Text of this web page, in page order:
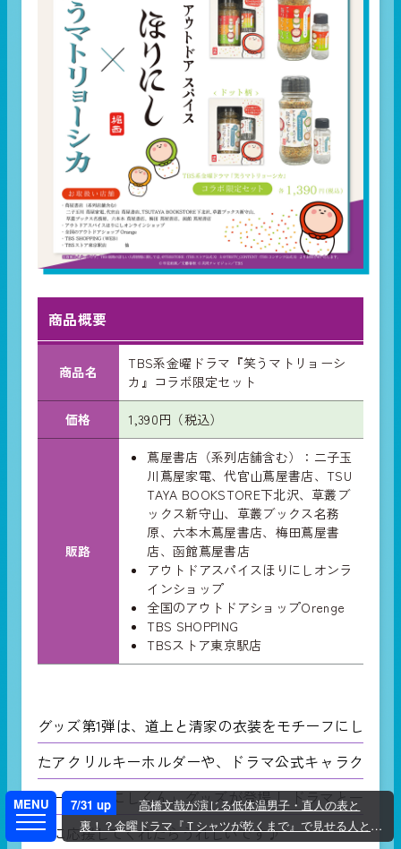
商品概要
商品名
TBS系金曜ドラマ『笑うマトリョーシ
カ』コラボ限定セット
価格 1,390円（税込）
販路
蔦屋書店（系列店舗含む）：二子玉
川蔦屋家電、代官山蔦屋書店、TSU
TAYA BOOKSTORE下北沢、草叢ブ
ックス新守山、草叢ブックス名務
原、六本木蔦屋書店、梅田蔦屋書
店、函館蔦屋書店
アウトドアスパイスほりにしオンラ
インショップ
全国のアウトドアショップOrenge
TBS SHOPPING
TBSストア東京駅店
グッズ第1弾は、道上と清家の衣装をモチーフにし
たアクリルキーホルダーや、ドラマ公式キャラク
ター「ほりにしくん」グッズが登場！ ドラマと一
緒に応援してくれたらうれしいです♪
7/31 up
高橋文哉が演じる低体温男子・直人の表と
裏！？金曜ドラマ『Ｔシャツが乾くまで』で見せる人との